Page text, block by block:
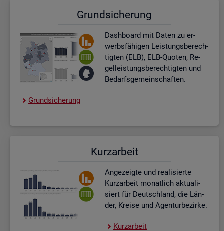
Grund­si­che­rung
Dash­board mit Daten zu er­
werbs­fä­hi­gen Leis­tungs­be­rech­
tig­ten (ELB), ELB-Quo­ten, Re­
gel­leis­tungs­be­rech­tig­ten und
Be­darfs­ge­mein­schaf­ten.
Grund­si­che­rung
Kurz­ar­beit
An­ge­zeig­te und rea­li­sier­te
Kurz­ar­beit mo­nat­lich ak­tua­li­
siert für Deutsch­land, die Län­
der, Krei­se und Agen­tur­be­zir­ke.
Kurz­ar­beit